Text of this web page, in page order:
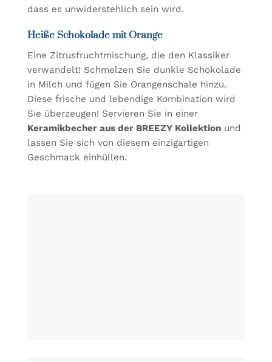
dass es unwiderstehlich sein wird.
Heiße Schokolade mit Orange
Eine Zitrusfruchtmischung, die den Klassiker
verwandelt! Schmelzen Sie dunkle Schokolade
in Milch und fügen Sie Orangenschale hinzu.
Diese frische und lebendige Kombination wird
Sie überzeugen! Servieren Sie in einer
Keramikbecher aus der BREEZY Kollektion und
lassen Sie sich von diesem einzigartigen
Geschmack einhüllen.